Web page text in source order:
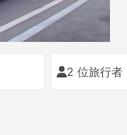
2 位旅行者